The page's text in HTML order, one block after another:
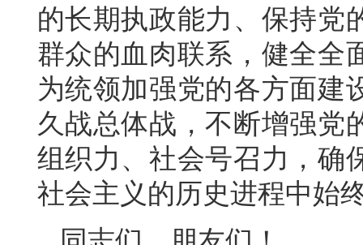
的长期执政能力、保持党
群众的血肉联系，健全全
为统领加强党的各方面建
久战总体战，不断增强党
组织力、社会号召力，确
社会主义的历史进程中始